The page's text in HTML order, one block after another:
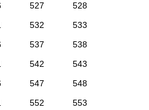
527
528
532
533
537
538
542
543
547
548
552
553